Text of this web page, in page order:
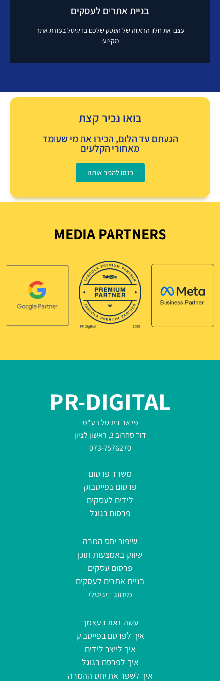
איך זה עובד?
בניית אתרים לעסקים
עצבו את חלון הראווה של העסק שלכם בדיגיטל בעזרת אתר
מקצועי
בואו נכיר קצת
הגעתם עד הלום, הכירו את מי שעומד
מאחורי הקלעים
כנסו להכיר אותנו
MEDIA PARTNERS
PR-DIGITAL
פי אר דיגיטל בע"מ
דוד סחרוב 3, ראשון לציון
073-7576270
משרד פרסום
פרסום בפייסבוק
לידים לעסקים
פרסום בגוגל
שיפור יחס המרה
שיווק באמצעות תוכן
פרסום עסקים
בניית אתרים לעסקים
מיתוג דיגיטלי
עשה זאת בעצמך
איך לפרסם בפייסבוק
איך לייצר לידים
איך לפרסם בגוגל
איך לשפר את יחס ההמרה